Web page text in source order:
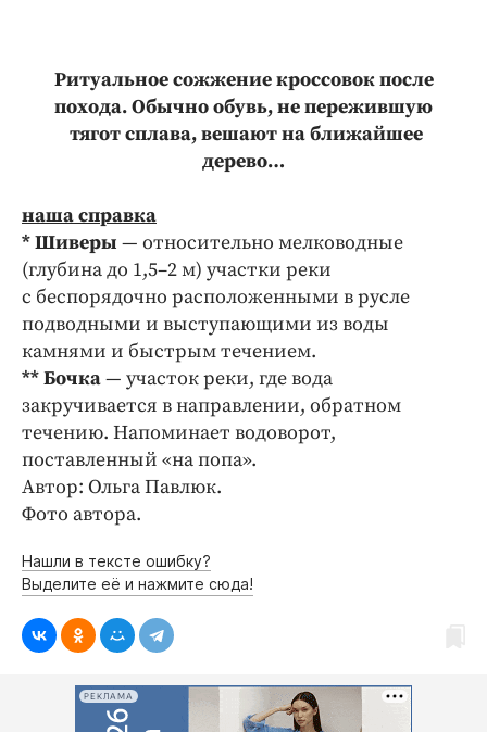
Ритуальное сожжение кроссовок после
похода. Обычно обувь, не пережившую
тягот сплава, вешают на ближайшее
дерево…
наша справка
* Шиверы — относительно мелководные
(глубина до 1,5–2 м) участки реки
с беспорядочно расположенными в русле
подводными и выступающими из воды
камнями и быстрым течением.
** Бочка— участок реки, где вода
закручивается в направлении, обратном
течению. Напоминает водоворот,
поставленный «на попа».
Автор: Ольга Павлюк.
Фото автора.
Нашли в тексте ошибку?
Выделите её и нажмите сюда!
РЕКЛАМА